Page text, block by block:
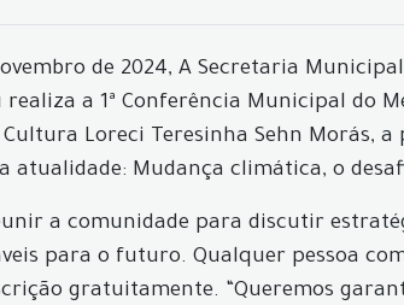
de 2024, A Secretaria
a 1ª Conferência Municipal do
Loreci Teresinha Sehn Morás,
atualidade: Mudança climática, o
a comunidade para discutir
para o futuro. Qualquer pessoa
gratuitamente. “Queremos